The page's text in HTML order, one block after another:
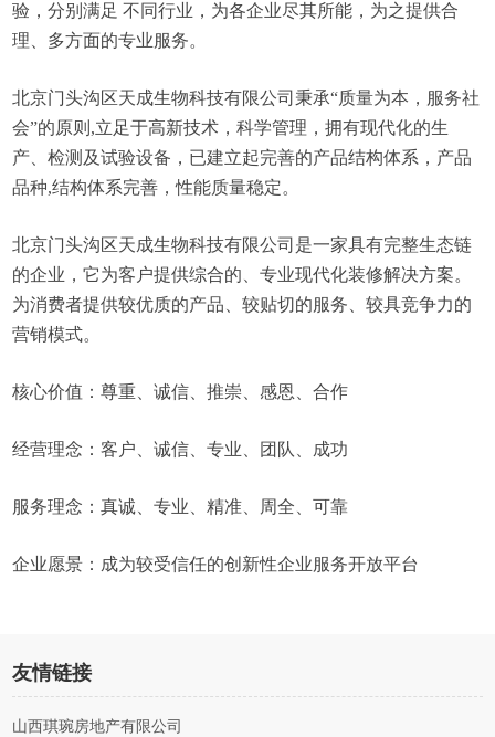
验，分别满足 不同行业，为各企业尽其所能，为之提供合
理、多方面的专业服务。
北京门头沟区天成生物科技有限公司秉承“质量为本，服务社
会”的原则,立足于高新技术，科学管理，拥有现代化的生
产、检测及试验设备，已建立起完善的产品结构体系，产品
品种,结构体系完善，性能质量稳定。
北京门头沟区天成生物科技有限公司是一家具有完整生态链
的企业，它为客户提供综合的、专业现代化装修解决方案。
为消费者提供较优质的产品、较贴切的服务、较具竞争力的
营销模式。
核心价值：尊重、诚信、推崇、感恩、合作
经营理念：客户、诚信、专业、团队、成功
服务理念：真诚、专业、精准、周全、可靠
企业愿景：成为较受信任的创新性企业服务开放平台
友情链接
山西琪琬房地产有限公司